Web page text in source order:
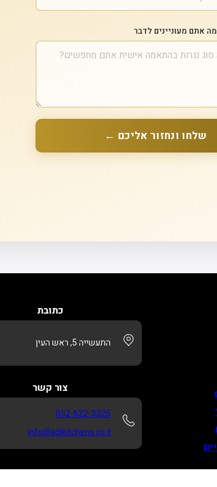
אתם מעוניינים לדבר
שלחו ונחזור אליכם ←
כתובת
התעשייה 5, ראש העין
צור קשר
052-622-3325
info@adikitchens.co.il